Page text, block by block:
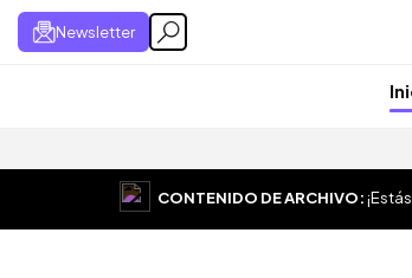
Newsletter
CONTENIDO DE ARCHIVO: